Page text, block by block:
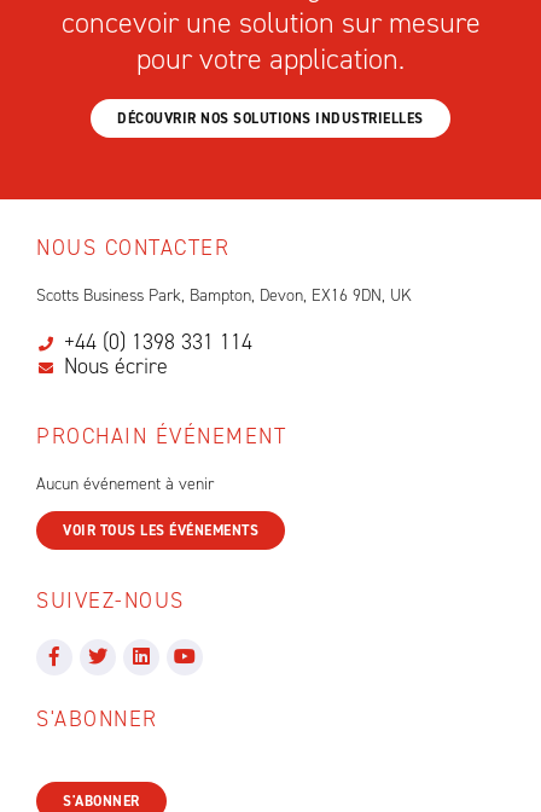
concevoir une solution sur mesure
pour votre application.
DÉCOUVRIR NOS SOLUTIONS INDUSTRIELLES
NOUS CONTACTER
Scotts Business Park, Bampton, Devon, EX16 9DN, UK
+44 (0) 1398 331 114
Nous écrire
PROCHAIN ÉVÉNEMENT
Aucun événement à venir
VOIR TOUS LES ÉVÉNEMENTS
SUIVEZ-NOUS
S'ABONNER
S'ABONNER